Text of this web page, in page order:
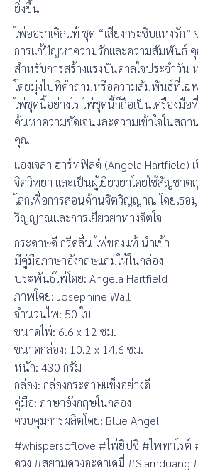
ยิ่งขึ้น
ไพ่ออราเคิลแท้ ชุด “เสียงกระซิบแห่งรัก
การแก้ปัญหาความรักและความสัมพันธ์ คุ
สำหรับการสร้างแรงบันดาลใจประจำวั
โดยมุ่งไปที่คำถามหรือความสัมพันธ์ที่เฉพ
ไพ่ชุดนี้อย่างไร ไพ่ชุดนี้ก็ถือเป็นเครื่องมื
ค้นหาความชัดเจนและความเข้าใจในสถ
คุณ
แองเจล่า ฮาร์ทฟิลด์ (Angela Hartfield)
จิตวิทยา และเป็นผู้เยียวยาโดยใช้สัญชา
โลกเพื่อการสอนด้านจิตวิญญาณ โดยเธอ
วิญญาณและการเยียวยาทางจิตใจ
กระดาษดี กรีดลื่น ไพ่ของแท้ นำเข้า
มีคู่มือภาษาอังกฤษแถมให้ในกล่อง
ประพันธ์ไพ่โดย: Angela Hartfield
ภาพโดย: Josephine Wall
จำนวนไพ่: 50 ใบ
ขนาดไพ่: 6.6 x 12 ซม.
ขนาดกล่อง: 10.2 x 14.6 ซม.
หนัก: 430 กรัม
กล่อง: กล่องกระดาษแข็งอย่างดี
คู่มือ: ภาษาอังกฤษในกล่อง
ควบคุมการผลิตโดย: Blue Angel
#whispersoflove #ไพ่ยิปซี #ไพ่ทาโรต์
ดวง #สยามดวงอะคาเดมี่ #Siamduang